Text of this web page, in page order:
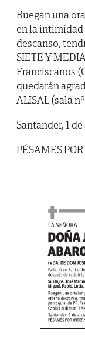
Ruegan una
en la intimidad
descanso,
SIETE Y
Franciscanos
quedarán
ALISAL (sala
Santander, 1
PÉSAMES